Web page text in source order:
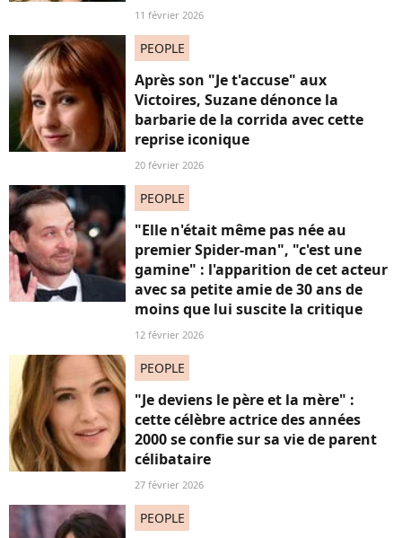
11 février 2026
PEOPLE
Après son "Je t'accuse" aux
Victoires, Suzane dénonce la
barbarie de la corrida avec cette
reprise iconique
20 février 2026
PEOPLE
"Elle n'était même pas née au
premier Spider-man", "c'est une
gamine" : l'apparition de cet acteur
avec sa petite amie de 30 ans de
moins que lui suscite la critique
12 février 2026
PEOPLE
"Je deviens le père et la mère" :
cette célèbre actrice des années
2000 se confie sur sa vie de parent
célibataire
27 février 2026
PEOPLE